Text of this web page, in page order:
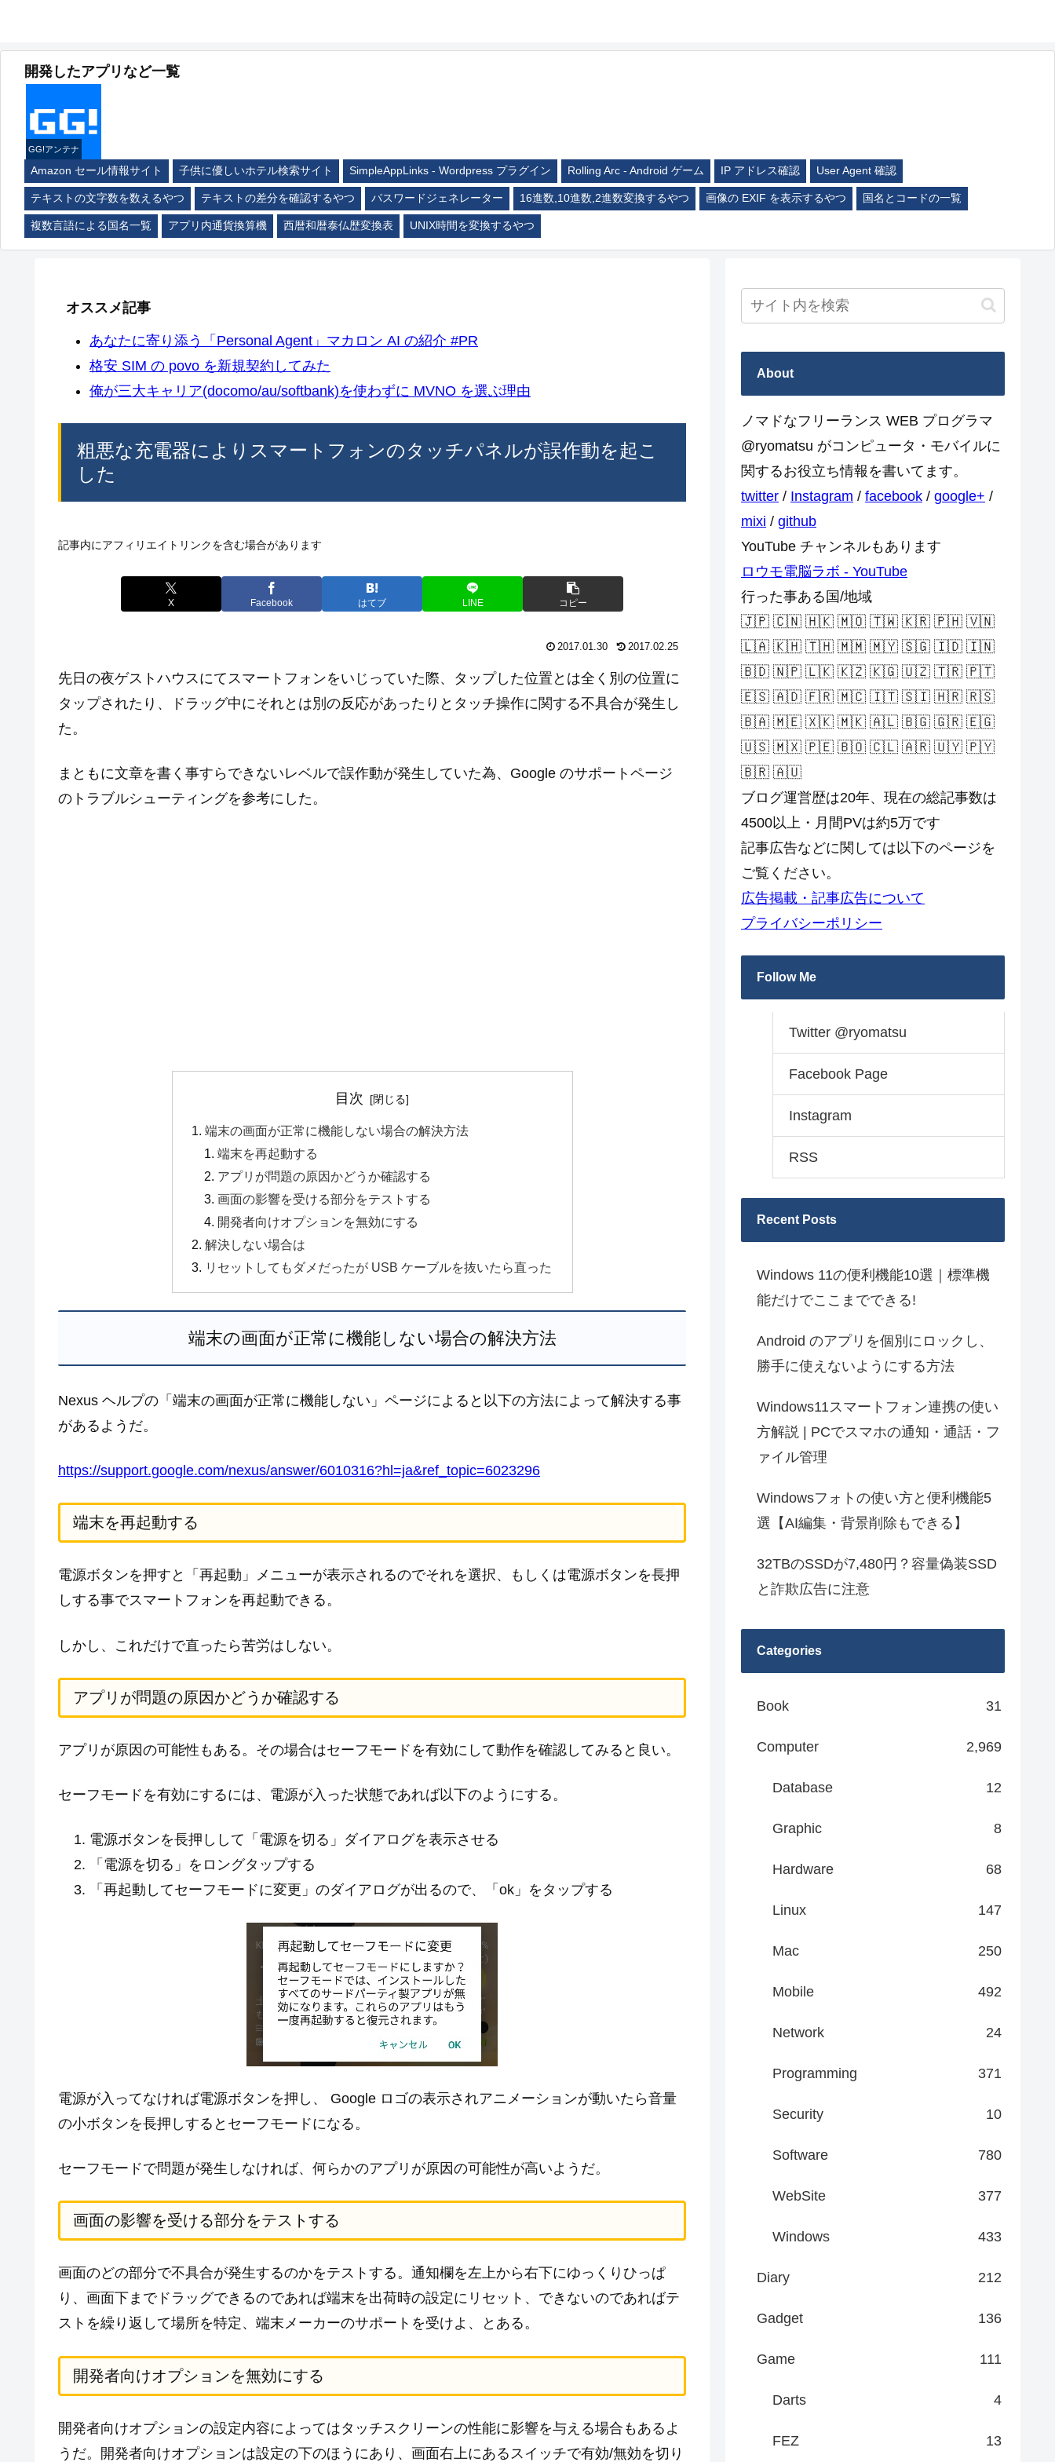
開発したアプリなど一覧
GG!アンテナ
Amazon セール情報サイト 子供に優しいホテル検索サイト SimpleAppLinks - Wordpress プラグイン Rolling Arc - Android ゲーム IP アドレス確認 User Agent 確認
テキストの文字数を数えるやつ テキストの差分を確認するやつ パスワードジェネレーター 16進数,10進数,2進数変換するやつ 画像の EXIF を表示するやつ 国名とコードの一覧
複数言語による国名一覧 アプリ内通貨換算機 西暦和暦泰仏歴変換表 UNIX時間を変換するやつ
オススメ記事
あなたに寄り添う「Personal Agent」マカロン AI の紹介 #PR
格安 SIM の povo を新規契約してみた
俺が三大キャリア(docomo/au/softbank)を使わずに MVNO を選ぶ理由
粗悪な充電器によりスマートフォンのタッチパネルが誤作動を起こ
した
記事内にアフィリエイトリンクを含む場合があります
X Facebook はてブ LINE コピー
2017.01.30 2017.02.25
先日の夜ゲストハウスにてスマートフォンをいじっていた際、タップした位置とは全く別の位置に
タップされたり、ドラッグ中にそれとは別の反応があったりとタッチ操作に関する不具合が発生し
た。
まともに文章を書く事すらできないレベルで誤作動が発生していた為、Google のサポートページ
のトラブルシューティングを参考にした。
目次
端末の画面が正常に機能しない場合の解決方法
端末を再起動する
アプリが問題の原因かどうか確認する
画面の影響を受ける部分をテストする
開発者向けオプションを無効にする
解決しない場合は
リセットしてもダメだったが USB ケーブルを抜いたら直った
端末の画面が正常に機能しない場合の解決方法
Nexus ヘルプの「端末の画面が正常に機能しない」ページによると以下の方法によって解決する事
があるようだ。
https://support.google.com/nexus/answer/6010316?hl=ja&ref_topic=6023296
端末を再起動する
電源ボタンを押すと「再起動」メニューが表示されるのでそれを選択、もしくは電源ボタンを長押
しする事でスマートフォンを再起動できる。
しかし、これだけで直ったら苦労はしない。
アプリが問題の原因かどうか確認する
アプリが原因の可能性もある。その場合はセーフモードを有効にして動作を確認してみると良い。
セーフモードを有効にするには、電源が入った状態であれば以下のようにする。
電源ボタンを長押しして「電源を切る」ダイアログを表示させる
「電源を切る」をロングタップする
「再起動してセーフモードに変更」のダイアログが出るので、「ok」をタップする
電源が入ってなければ電源ボタンを押し、 Google ロゴの表示されアニメーションが動いたら音量
の小ボタンを長押しするとセーフモードになる。
セーフモードで問題が発生しなければ、何らかのアプリが原因の可能性が高いようだ。
画面の影響を受ける部分をテストする
画面のどの部分で不具合が発生するのかをテストする。通知欄を左上から右下にゆっくりひっぱ
り、画面下までドラッグできるのであれば端末を出荷時の設定にリセット、できないのであればテ
ストを繰り返して場所を特定、端末メーカーのサポートを受けよ、とある。
開発者向けオプションを無効にする
開発者向けオプションの設定内容によってはタッチスクリーンの性能に影響を与える場合もあるよ
うだ。開発者向けオプションは設定の下のほうにあり、画面右上にあるスイッチで有効/無効を切り
About
ノマドなフリーランス WEB プログラマ
@ryomatsu がコンピュータ・モバイルに
関するお役立ち情報を書いてます。
twitter / Instagram / facebook / google+ /
mixi / github
YouTube チャンネルもあります
ロウモ電脳ラボ - YouTube
行った事ある国/地域
🇯🇵 🇨🇳 🇭🇰 🇲🇴 🇹🇼 🇰🇷 🇵🇭 🇻🇳
🇱🇦 🇰🇭 🇹🇭 🇲🇲 🇲🇾 🇸🇬 🇮🇩 🇮🇳
🇧🇩 🇳🇵 🇱🇰 🇰🇿 🇰🇬 🇺🇿 🇹🇷 🇵🇹
🇪🇸 🇦🇩 🇫🇷 🇲🇨 🇮🇹 🇸🇮 🇭🇷 🇷🇸
🇧🇦 🇲🇪 🇽🇰 🇲🇰 🇦🇱 🇧🇬 🇬🇷 🇪🇬
🇺🇸 🇲🇽 🇵🇪 🇧🇴 🇨🇱 🇦🇷 🇺🇾 🇵🇾
🇧🇷 🇦🇺
ブログ運営歴は20年、現在の総記事数は
4500以上・月間PVは約5万です
記事広告などに関しては以下のページを
ご覧ください。
広告掲載・記事広告について
プライバシーポリシー
Follow Me
Twitter @ryomatsu
Facebook Page
Instagram
RSS
Recent Posts
Windows 11の便利機能10選｜標準機
能だけでここまでできる!
Android のアプリを個別にロックし、
勝手に使えないようにする方法
Windows11スマートフォン連携の使い
方解説 | PCでスマホの通知・通話・フ
ァイル管理
Windowsフォトの使い方と便利機能5
選【AI編集・背景削除もできる】
32TBのSSDが7,480円？容量偽装SSD
と詐欺広告に注意
Categories
Book 31
Computer 2,969
Database 12
Graphic 8
Hardware 68
Linux 147
Mac 250
Mobile 492
Network 24
Programming 371
Security 10
Software 780
WebSite 377
Windows 433
Diary 212
Gadget 136
Game 111
Darts 4
FEZ 13